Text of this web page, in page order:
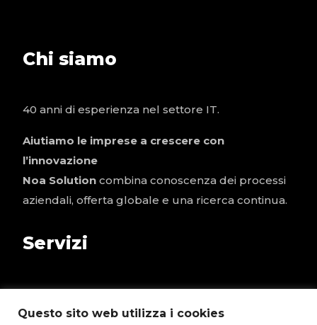
Chi siamo
40 anni di esperienza nel settore IT.
Aiutiamo le imprese a crescere con
l’innovazione
Noa Solution combina conoscenza dei processi
aziendali, offerta globale e una ricerca continua.
Servizi
Business Application
Questo sito web utilizza i cookies